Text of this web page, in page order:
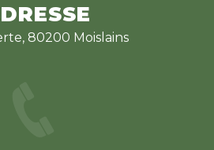
80200 Moislains